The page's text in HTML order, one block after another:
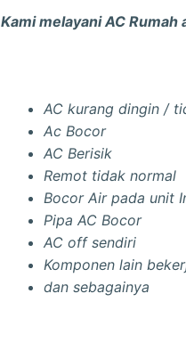
Kami melayani AC
AC kurang dingin /
Ac Bocor
AC Berisik
Remot tidak normal
Bocor Air pada unit
Pipa AC Bocor
AC off sendiri
Komponen lain
dan sebagainya